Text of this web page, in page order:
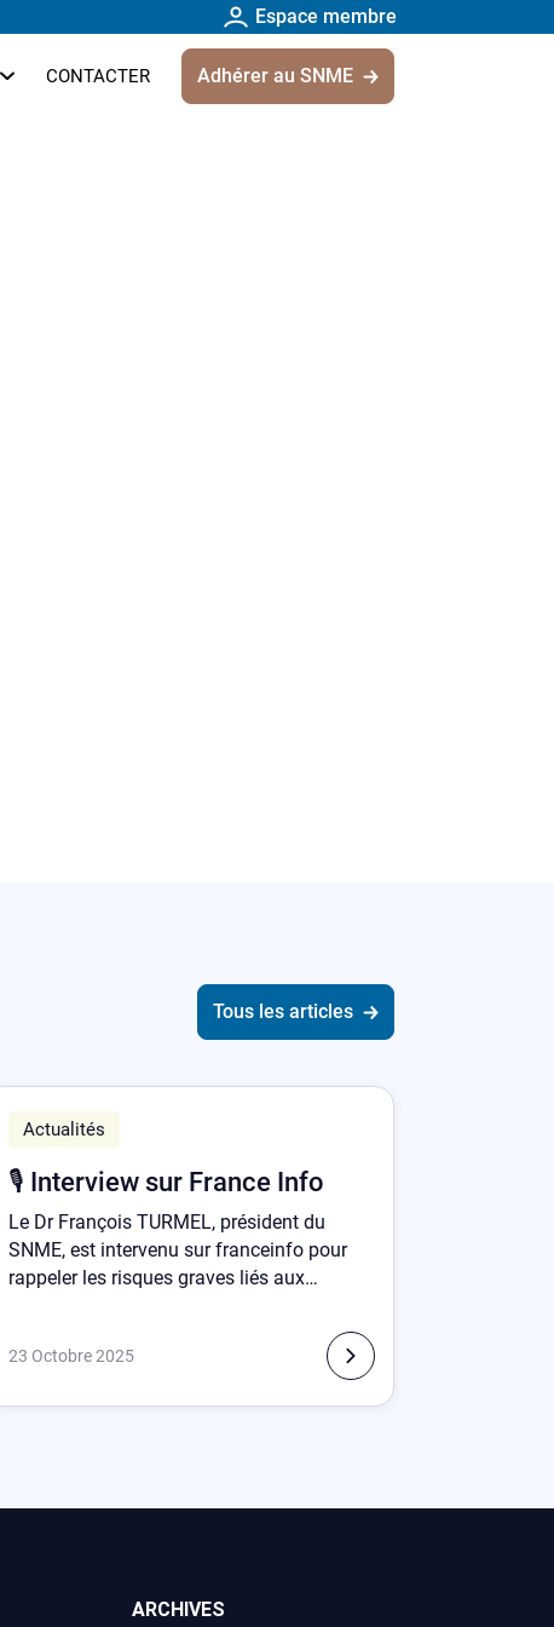
Espace membre
CONTACTER Adhérer au SNME
Tous les articles
Actualités
🎙️ Interview sur France Info
Le Dr François TURMEL, président du
SNME, est intervenu sur franceinfo pour
rappeler les risques graves liés aux
23 Octobre 2025
ARCHIVES